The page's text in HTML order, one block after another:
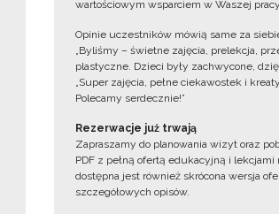
wartościowym wsparciem w Waszej
Opinie uczestników mówią same za
„Byliśmy – świetne zajęcia, prelekcja,
plastyczne. Dzieci były zachwycone,
„Super zajęcia, pełne ciekawostek i
Polecamy serdecznie!”
Rezerwacje już trwają
Zapraszamy do planowania wizyt oraz
PDF z pełną ofertą edukacyjną i
dostępna jest również skrócona wersja
szczegółowych opisów.